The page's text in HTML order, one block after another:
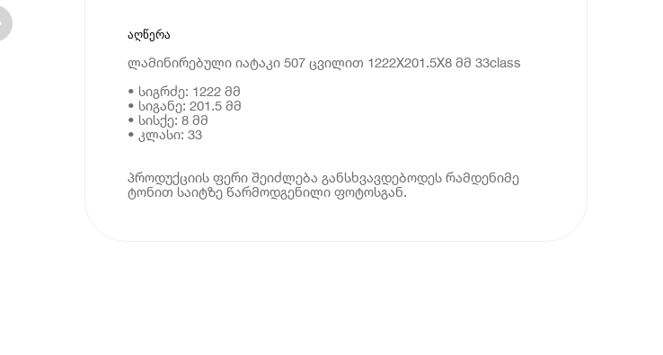
აღწერა
ლამინირებული იატაკი 507 ცვილით 1222X201.5X8 მმ 33class
• სიგრძე: 1222 მმ
• სიგანე: 201.5 მმ
• სისქე: 8 მმ
• კლასი: 33
პროდუქციის ფერი შეიძლება განსხვავდებოდეს რამდენიმე
ტონით საიტზე წარმოდგენილი ფოტოსგან.